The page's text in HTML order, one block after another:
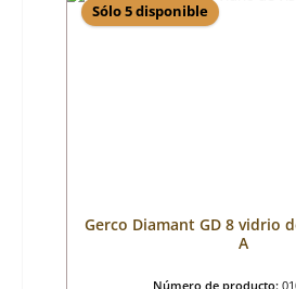
Sólo 5 disponible
Gerco Diamant GD 8 vidrio
A
Número de producto: